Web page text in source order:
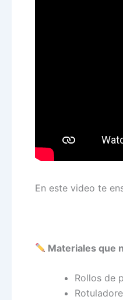
En este video te
Materiales que
Rollos de